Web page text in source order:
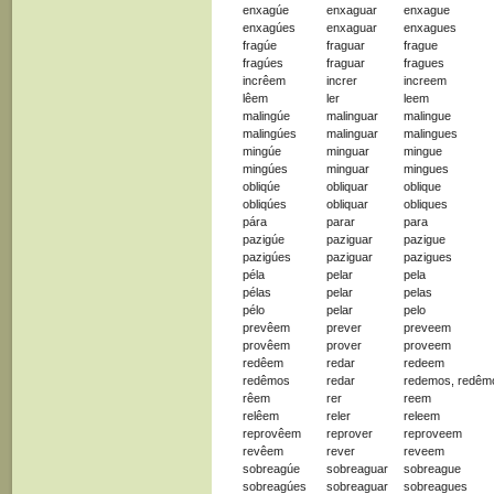
enxagúe enxaguar
enxague
enxagúes
enxaguar
enxagues
fragúe
fraguar
frague
fragúes
fraguar
fragues
incrêem
increr
increem
lêem
ler
leem
malingúe
malinguar
malingue
malingúes
malinguar
malingues
mingúe
minguar
mingue
mingúes
minguar
mingues
obliqúe
obliquar
oblique
obliqúes
obliquar
obliques
pára
parar
para
pazigúe
paziguar
pazigue
pazigúes
paziguar
pazigues
péla
pelar
pela
pélas
pelar
pelas
pélo
pelar
pelo
prevêem
prever
preveem
provêem
prover
proveem
redêem
redar
redeem
redêmos
redar
redemos,
rêem
rer
reem
relêem
reler
releem
reprovêem
reprover
reproveem
revêem
rever
reveem
sobreagúe
sobreaguar
sobreague
sobreagúes
sobreaguar sobreagues